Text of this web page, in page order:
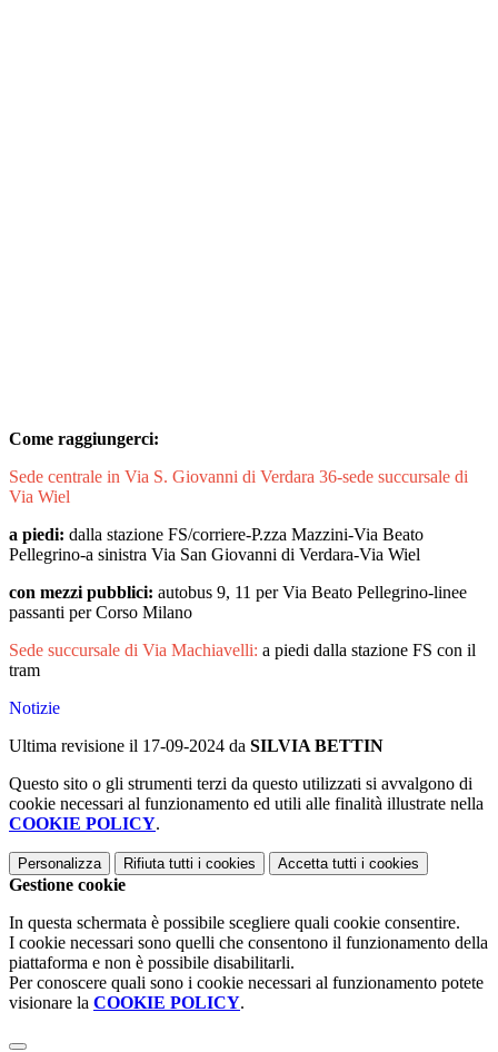
Come raggiungerci:
Sede centrale in Via S. Giovanni di Verdara 36-sede succursale di
Via Wiel
a piedi: dalla stazione FS/corriere-P.zza Mazzini-Via Beato
Pellegrino-a sinistra Via San Giovanni di Verdara-Via Wiel
con mezzi pubblici: autobus 9, 11 per Via Beato Pellegrino-linee
passanti per Corso Milano
Sede succursale di Via Machiavelli: a piedi dalla stazione FS con il
tram
Notizie
Ultima revisione il 17-09-2024 da SILVIA BETTIN
Questo sito o gli strumenti terzi da questo utilizzati si avvalgono di
cookie necessari al funzionamento ed utili alle finalità illustrate nella
COOKIE POLICY.
Personalizza Rifiuta tutti i cookies Accetta tutti i cookies
Gestione cookie
In questa schermata è possibile scegliere quali cookie consentire.
I cookie necessari sono quelli che consentono il funzionamento della
piattaforma e non è possibile disabilitarli.
Per conoscere quali sono i cookie necessari al funzionamento potete
visionare la COOKIE POLICY.